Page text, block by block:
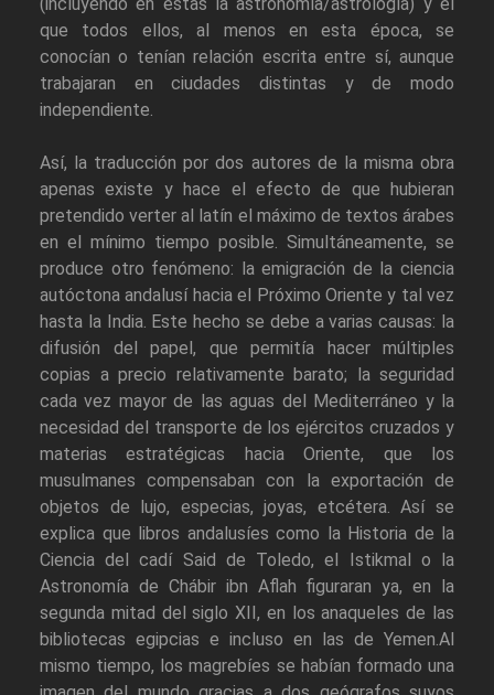
(incluyendo en éstas la astronomía/astrología) y el
que todos ellos, al menos en esta época, se
conocían o tenían relación escrita entre sí, aunque
trabajaran en ciudades distintas y de modo
independiente.
Así, la traducción por dos autores de la misma obra
apenas existe y hace el efecto de que hubieran
pretendido verter al latín el máximo de textos árabes
en el mínimo tiempo posible. Simultáneamente, se
produce otro fenómeno: la emigración de la ciencia
autóctona andalusí hacia el Próximo Oriente y tal vez
hasta la India. Este hecho se debe a varias causas: la
difusión del papel, que permitía hacer múltiples
copias a precio relativamente barato; la seguridad
cada vez mayor de las aguas del Mediterráneo y la
necesidad del transporte de los ejércitos cruzados y
materias estratégicas hacia Oriente, que los
musulmanes compensaban con la exportación de
objetos de lujo, especias, joyas, etcétera. Así se
explica que libros andalusíes como la Historia de la
Ciencia del cadí Said de Toledo, el Istikmal o la
Astronomía de Chábir ibn Aflah figuraran ya, en la
segunda mitad del siglo XII, en los anaqueles de las
bibliotecas egipcias e incluso en las de Yemen.Al
mismo tiempo, los magrebíes se habían formado una